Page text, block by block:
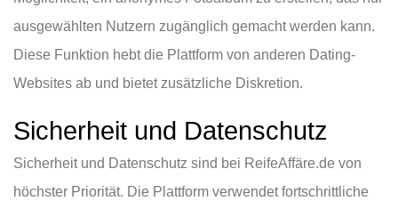
ausgewählten Nutzern zugänglich gemacht werden kann.
Diese Funktion hebt die Plattform von anderen Dating-
Websites ab und bietet zusätzliche Diskretion.
Sicherheit und Datenschutz
Sicherheit und Datenschutz sind bei ReifeAffäre.de von
höchster Priorität. Die Plattform verwendet fortschrittliche